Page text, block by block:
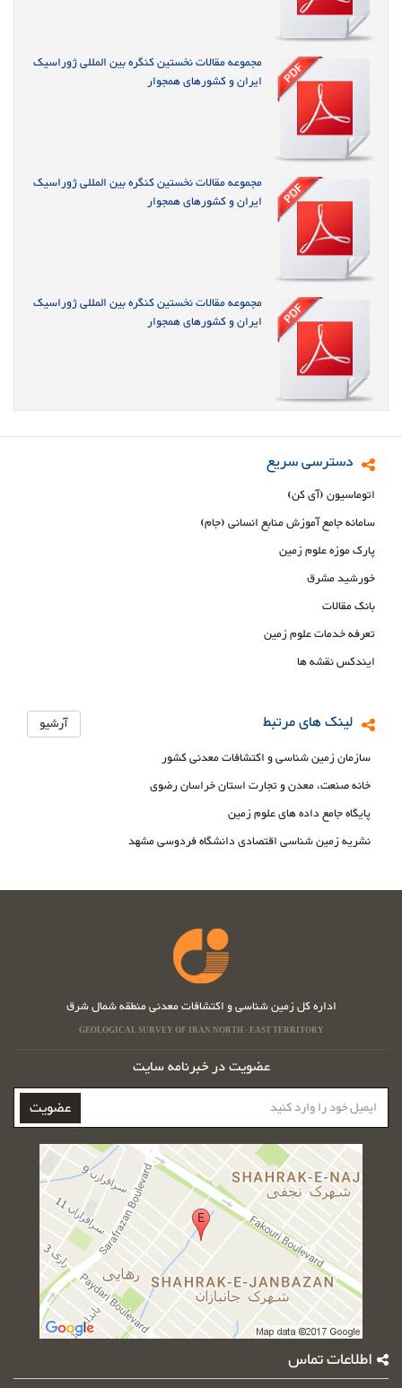
مجموعه مقالات نخستین کنگره بین المللی ژوراسیک
ایران و کشورهای همجوار
مجموعه مقالات نخستین کنگره بین المللی ژوراسیک
ایران و کشورهای همجوار
مجموعه مقالات نخستین کنگره بین المللی ژوراسیک
ایران و کشورهای همجوار
دسترسی سریع
اتوماسیون (آی کن)
سامانه جامع آموزش منابع انسانی (جام)
پارک موزه علوم زمین
خورشید مشرق
بانک مقالات
تعرفه خدمات علوم زمین
ایندکس نقشه ها
لینک های مرتبط آرشیو
سازمان زمین شناسی و اکتشافات معدنی کشور
خانه صنعت، معدن و تجارت استان خراسان رضوی
پایگاه جامع داده های علوم زمین
نشریه زمین شناسی اقتصادی دانشگاه فردوسی مشهد
اطلاعات تماس
اداره کل زمین شناسی و اکتشافات معدنی منطقه شمال شرق
GEOLOGICAL SURVEY OF IRAN NORTH - EAST TERRITORY
عضویت در خبرنامه سایت
خود
را
عضویت